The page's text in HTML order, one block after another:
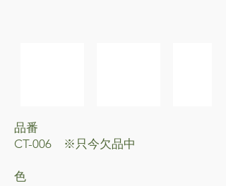
品番
CT-006 ※只今欠品中
​色